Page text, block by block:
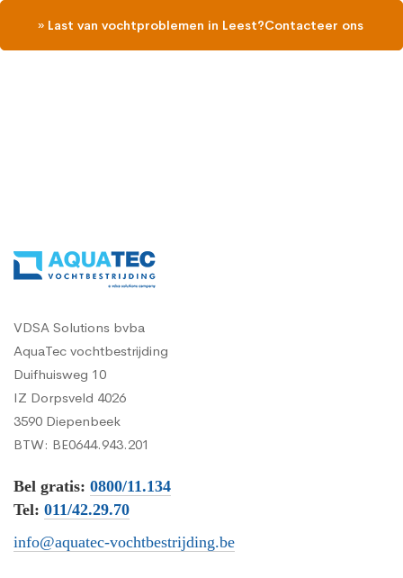
» Last van vochtproblemen in Leest?Contacteer ons
VDSA Solutions bvba
AquaTec vochtbestrijding
Duifhuisweg 10
IZ Dorpsveld 4026
3590 Diepenbeek
BTW: BE0644.943.201
Bel gratis: 0800/11.134
Tel: 011/42.29.70
info@aquatec-vochtbestrijding.be